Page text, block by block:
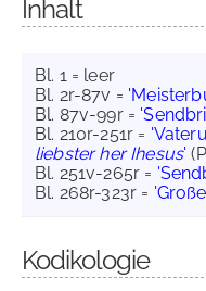
Inhalt
Bl. 1 = leer
Bl. 2r-87v =
Bl. 87v-99r =
Bl. 210r-251r =
liebster her Ihesus'
Bl. 251v-265r =
Bl. 268r-323r =
Kodikologie